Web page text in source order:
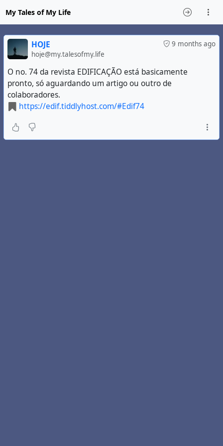
My Tales of My Life
9 months ago
HOJE
hoje@my.talesofmy.life
O no. 74 da revista EDIFICAÇÃO está basicamente
pronto, só aguardando um artigo ou outro de
colaboradores.
https://edif.tiddlyhost.com/#Edif74